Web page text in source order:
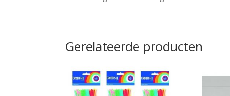
Gerelateerde producten